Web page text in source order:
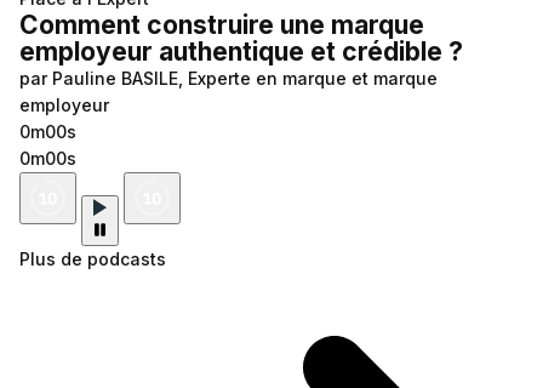
Comment construire une marque
employeur authentique et crédible ?
par Pauline BASILE, Experte en marque et marque
employeur
0m00s
0m00s
Plus de podcasts